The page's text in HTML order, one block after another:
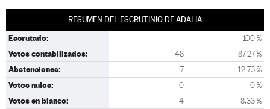
RESUMEN DEL ESCRUTINIO DE ADALIA
Escrutado: 100 %
Votos contabilizados: 48 87,27 %
Abstenciones: 7 12,73 %
Votos nulos: 0 0 %
Votos en blanco: 4 8,33 %